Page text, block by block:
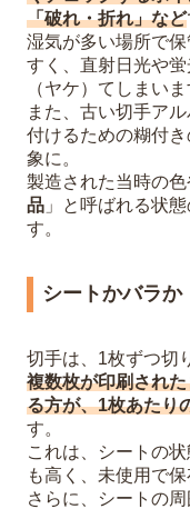
「破れ・折れ」など
湿気が多い場所で
すく、直射日光や
（ヤケ）てしまいま
また、古い切手ア
付けるための糊付き
象に。
製造された当時の
品 」と呼ばれる状
す。
シートかバラか
切手は、1枚ずつ切
複数枚が印刷され
る方が、1枚あたり
す。
これは、シートの
も高く、未使用で
さらに、シートの